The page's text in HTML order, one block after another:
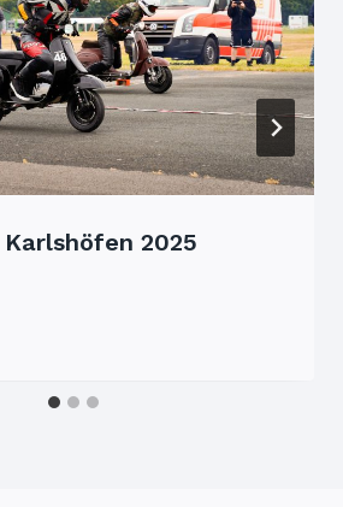
Karlshöfen 2025